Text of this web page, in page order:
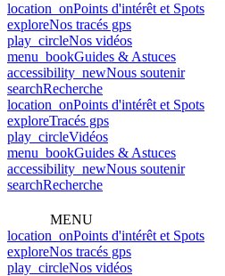
location_onPoints d'intérêt et Spots
exploreNos tracés gps
play_circleNos vidéos
menu_bookGuides & Astuces
accessibility_newNous soutenir
searchRecherche
location_onPoints d'intérêt et Spots
exploreTracés gps
play_circleVidéos
menu_bookGuides & Astuces
accessibility_newNous soutenir
searchRecherche
MENU
location_onPoints d'intérêt et Spots
exploreNos tracés gps
play_circleNos vidéos